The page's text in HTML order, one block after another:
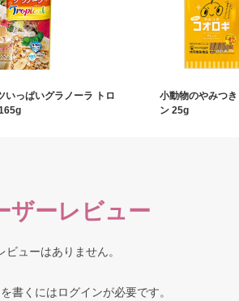
いっぱいグラノーラ トロ
小動物のやみつ
ン 25g
ザーレビュー
ビューはありません。
書くにはログインが必要です。